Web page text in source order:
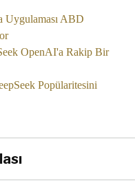
Uygulaması ABD
OpenAI'a Rakip Bir
Popülaritesini